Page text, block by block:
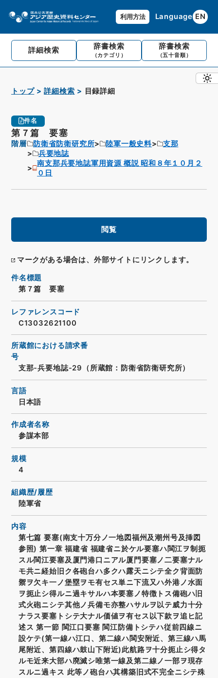
利用方法 Language EN
詳細検索 辞書検索
（カテゴリ）
辞書検索
（五十音順）
トップ 詳細検索 目録詳細
件名
第７篇 要塞
階層 防衛省防衛研究所 陸軍一般史料
支那
兵要地誌
南支那兵要地誌軍用資源 概説 昭和８年１０月２
０日
閲覧
マークがある場合は、外部サイトにリンクします。
件名標題
第７篇 要塞
レファレンスコード
C13032621100
所蔵館における請求番
号
支那-兵要地誌-29（所蔵館：防衛省防衛研究所）
言語
日本語
作成者名称
参謀本部
規模
4
組織歴/履歴
陸軍省
内容
第七篇 要塞(南支十万分ノ一地図福州及潮州号及挿図
参照) 第一章 福建省 福建省ニ於ケル要塞ハ閩江ヲ制扼
スル閩江要塞及厦門港口ニアル厦門要塞ノ二要塞ナル
モ共ニ経始旧ク各砲台ハ多クハ露天ニシテ全ク背面防
禦ヲ欠キ一ノ堡塁ヲモ有セス単ニ下流又ハ外港ノ水面
ヲ扼止シ得ルニ過キサルハ本要塞ノ特徴トス備砲ハ旧
式火砲ニシテ其他ノ兵備モ亦整ハサルヲ以テ威力十分
ナラス要塞トシテ大ナル価値ヲ有セス以下款ヲ追ヒ記
述ス 第一節 閩江口要塞 閩江防備トシテハ従前四線ニ
設ケテ(第一線ハ江口、第二線ハ閩安附近、第三線ハ馬
尾附近、第四線ハ鼓山下附近)此航路ヲ十分扼止シ得タ
ルモ近来大部ハ廃滅シ唯第一線及第二線ノ一部ヲ現存
スルニ過キス 此等ノ砲台ハ其構築旧式不完全ニシテ殊